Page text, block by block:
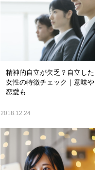
精神的自立が欠乏？自立した
女性の特徴チェック｜意味や
恋愛も
2018.12.24